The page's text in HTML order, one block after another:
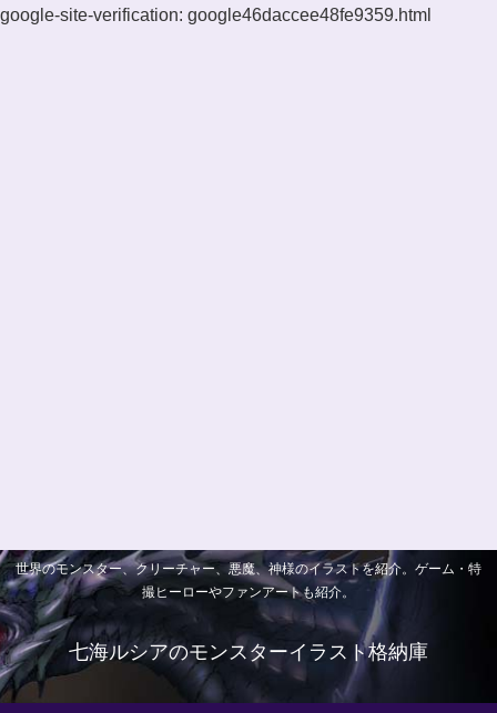
google-site-verification: google46daccee48fe9359.html
世界のモンスター、クリーチャー、悪魔、神様のイラストを紹介。ゲーム・特
撮ヒーローやファンアートも紹介。
七海ルシアのモンスターイラスト格納庫